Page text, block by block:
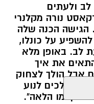
ולעתים
נורה מקלנרי
הכנה שלה
על כונלו,
לב. באופן מלא
את איך
אבל הולך לצחוק
הולכים לנוע
התקדמו הלאה".